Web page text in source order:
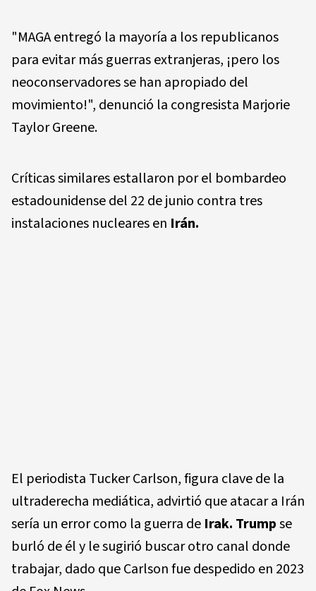
"MAGA entregó la mayoría a los republicanos
para evitar más guerras extranjeras, ¡pero los
neoconservadores se han apropiado del
movimiento!", denunció la congresista Marjorie
Taylor Greene.
Críticas similares estallaron por el bombardeo
estadounidense del 22 de junio contra tres
instalaciones nucleares en Irán.
El periodista Tucker Carlson, figura clave de la
ultraderecha mediática, advirtió que atacar a Irán
sería un error como la guerra de Irak. Trumpse
burló de él y le sugirió buscar otro canal donde
trabajar, dado que Carlson fue despedido en 2023